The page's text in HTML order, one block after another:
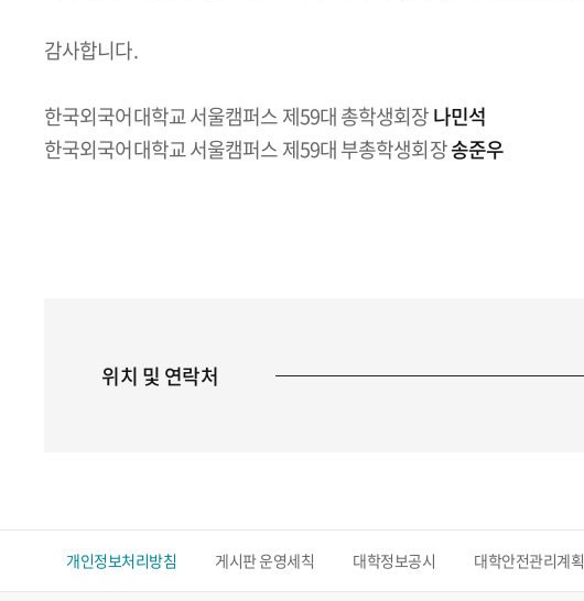
감사합니다.
한국외국어대학교 서울캠퍼스 제59대 총학생회장나민석
한국외국어대학교 서울캠퍼스 제59대 부총학생회장송준우
위치 및 연락처
개인정보처리방침 게시판 운영세칙 대학정보공시 대학안전관리계획